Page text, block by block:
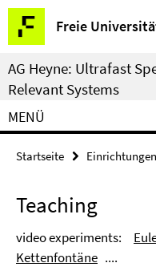
Springe
direkt
zu
Inhalt
Freie
Service-
Navigation
AG Heyne: Ultrafast
Relevant Systems
MENÜ
Startseite Einrichtungen
Teaching
video experiments:
Kettenfontäne ....